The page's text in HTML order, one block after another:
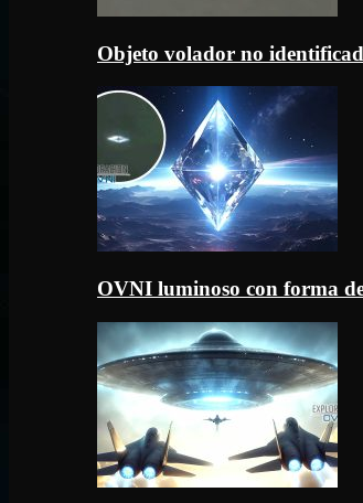
Objeto volador no
OVNI luminoso con forma